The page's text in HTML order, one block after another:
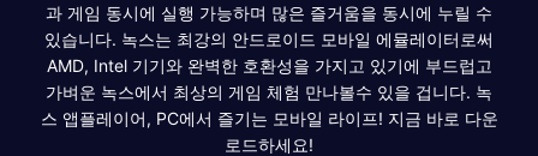
과 게임 동시에 실행 가능하며 많은 즐거움을 동시에 누릴 수
있습니다. 녹스는 최강의 안드로이드 모바일 에뮬레이터로써
AMD, Intel 기기와 완벽한 호환성을 가지고 있기에 부드럽고
가벼운 녹스에서 최상의 게임 체험 만나볼수 있을 겁니다. 녹
스 앱플레이어, PC에서 즐기는 모바일 라이프! 지금 바로 다운
로드하세요!